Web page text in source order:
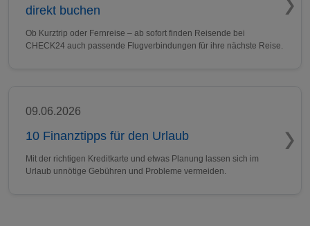
direkt buchen
Ob Kurztrip oder Fernreise – ab sofort finden Reisende bei
CHECK24 auch passende Flugverbindungen für ihre nächste Reise.
09.06.2026
10 Finanztipps für den Urlaub
Mit der richtigen Kreditkarte und etwas Planung lassen sich im
Urlaub unnötige Gebühren und Probleme vermeiden.